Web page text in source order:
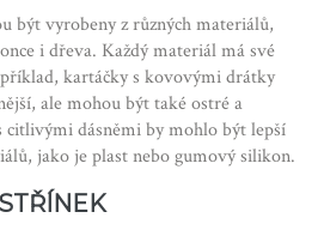
být vyrobeny z různých materiálů,
i dřeva. Každý materiál má své
kartáčky s kovovými drátky
ale mohou být také ostré a
citlivými dásněmi by mohlo být lepší
jako je plast nebo gumový silikon.